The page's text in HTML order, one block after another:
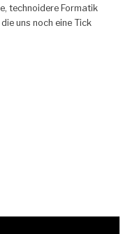
technoidere Formatik
uns noch eine Tick